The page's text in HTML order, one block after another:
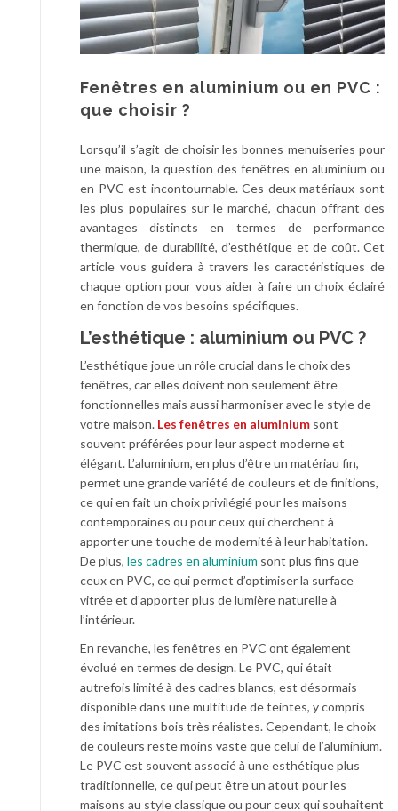
Fenêtres en aluminium ou en PVC :
que choisir ?
Lorsqu’il s’agit de choisir les bonnes menuiseries pour
une maison, la question des fenêtres en aluminium ou
en PVC est incontournable. Ces deux matériaux sont
les plus populaires sur le marché, chacun offrant des
avantages distincts en termes de performance
thermique, de durabilité, d’esthétique et de coût. Cet
article vous guidera à travers les caractéristiques de
chaque option pour vous aider à faire un choix éclairé
en fonction de vos besoins spécifiques.
L’esthétique : aluminium ou PVC ?
L’esthétique joue un rôle crucial dans le choix des
fenêtres, car elles doivent non seulement être
fonctionnelles mais aussi harmoniser avec le style de
votre maison. Les fenêtres en aluminium sont
souvent préférées pour leur aspect moderne et
élégant. L’aluminium, en plus d’être un matériau fin,
permet une grande variété de couleurs et de finitions,
ce qui en fait un choix privilégié pour les maisons
contemporaines ou pour ceux qui cherchent à
apporter une touche de modernité à leur habitation.
De plus, les cadres en aluminium sont plus fins que
ceux en PVC, ce qui permet d’optimiser la surface
vitrée et d’apporter plus de lumière naturelle à
l’intérieur.
En revanche, les fenêtres en PVC ont également
évolué en termes de design. Le PVC, qui était
autrefois limité à des cadres blancs, est désormais
disponible dans une multitude de teintes, y compris
des imitations bois très réalistes. Cependant, le choix
de couleurs reste moins vaste que celui de l’aluminium.
Le PVC est souvent associé à une esthétique plus
traditionnelle, ce qui peut être un atout pour les
maisons au style classique ou pour ceux qui souhaitent